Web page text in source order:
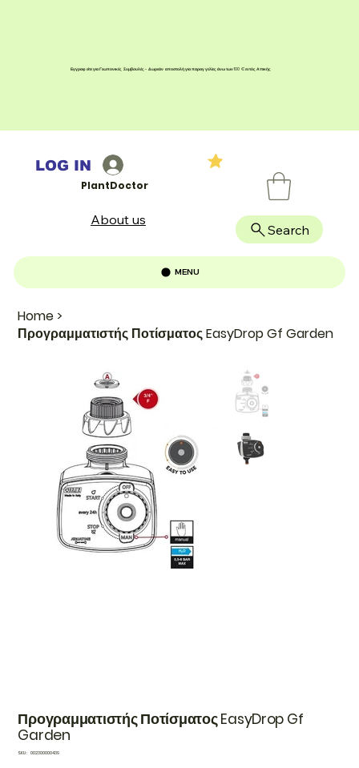
Home >
Προγραμματιστής Ποτίσματος EasyDrop Gf Garden
Προγραμματιστής Ποτίσματος EasyDrop Gf
Garden
SKU: SKU
002300000439
Εγγραφείτε για Γεωπονικές Συμβουλές - Δωρεάν αποστολή για παραγγελίες άνω των 100 € εντός Αττικής
PlantDoctor
Search
MENU
LOG IN
About us